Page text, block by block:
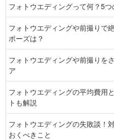
フォトウエディングって何？5つ
フォトウエディングや前撮りで
ポーズは？
フォトウエディングや前撮りを
ア
フォトウエディングの平均費用
トも解説
フォトウエディングの失敗談！
おくべきこと